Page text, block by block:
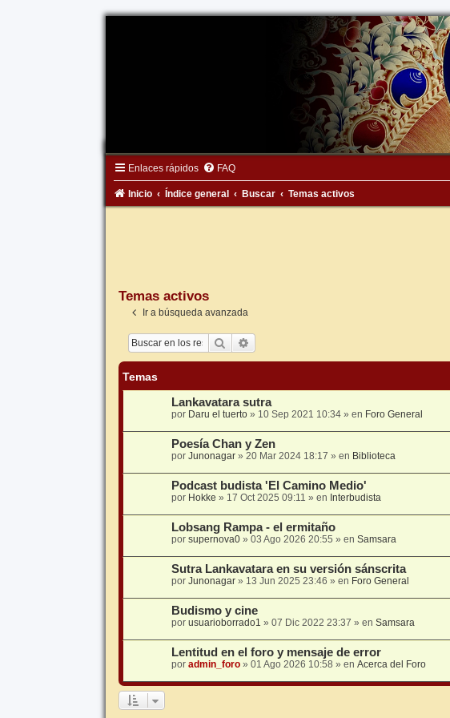
Enlaces rápidos FAQ
Inicio Índice general Buscar Temas activos
Temas activos
Ir a búsqueda avanzada
Buscar
Temas
Lankavatara sutra
por Daru el tuerto» 10 Sep 2021 10:34» en Foro General
Poesía Chan y Zen
por Junonagar» 20 Mar 2024 18:17 » en Biblioteca
Podcast budista 'El Camino Medio'
por Hokke » 17 Oct 2025 09:11 » en Interbudista
Lobsang Rampa - el ermitaño
por supernova0» 03 Ago 2026 20:55 » en Samsara
Sutra Lankavatara en su versión sánscrita
por Junonagar» 13 Jun 2025 23:46 » en Foro General
Budismo y cine
por usuarioborrado1 » 07 Dic 2022 23:37 » en Samsara
Lentitud en el foro y mensaje de error
por admin_foro» 01 Ago 2026 10:58 » en Acerca del Foro